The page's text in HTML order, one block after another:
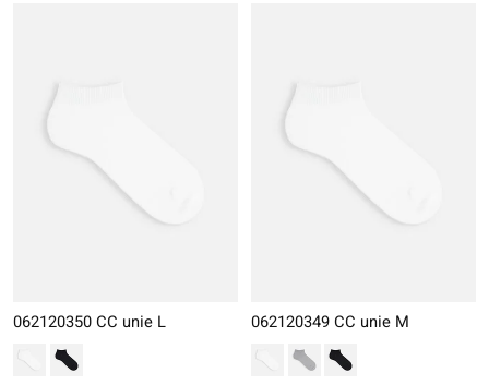
062120350 CC unie L 062120349 CC unie M